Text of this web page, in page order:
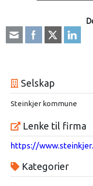
Selskap
Steinkjer kommune
Lenke til firma
https://
Kategorier